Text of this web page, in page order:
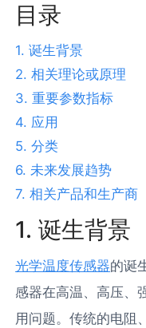
目录
1. 诞生背景
2. 相关理论或原理
3. 重要参数指标
4. 应用
5. 分类
6. 未来发展趋势
7. 相关产品和生产商
1. 诞生背景
光学温度传感器的诞
感器在高温、高压、
用问题。传统的电阻